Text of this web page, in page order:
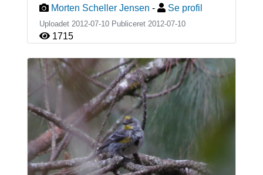
Morten Scheller Jensen - Se profil
Uploadet 2012-07-10 Publiceret 2012-07-10
1715